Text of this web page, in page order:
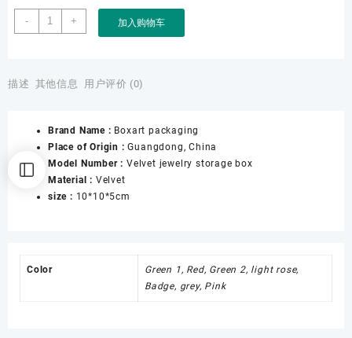
-
Customize
Luxury
Velvet
Travel
Jewelry
Storage
Cases
with
for
+ 加入购物车
描述 其他信息 用户评价 (0)
Brand Name : Boxart packaging
Place of Origin :Guangdong, China
Model Number : Velvet jewelry storage box
Material : Velvet
size : 10*10*5cm
Color
Green 1, Red, Green 2, light rose,
Badge, grey, Pink